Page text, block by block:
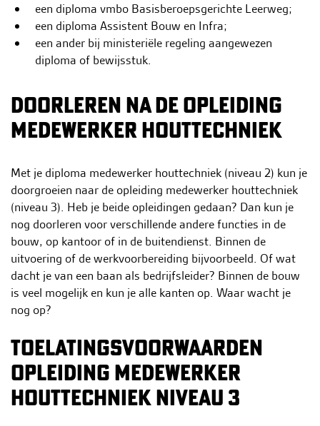
een diploma vmbo Basisberoepsgerichte Leerweg;
een diploma Assistent Bouw en Infra;
een ander bij ministeriële regeling aangewezen
diploma of bewijsstuk.
DOORLEREN NA DE OPLEIDING
MEDEWERKER HOUTTECHNIEK
Met je diploma medewerker houttechniek (niveau 2) kun je
doorgroeien naar de opleiding medewerker houttechniek
(niveau 3). Heb je beide opleidingen gedaan? Dan kun je
nog doorleren voor verschillende andere functies in de
bouw, op kantoor of in de buitendienst. Binnen de
uitvoering of de werkvoorbereiding bijvoorbeeld. Of wat
dacht je van een baan als bedrijfsleider? Binnen de bouw
is veel mogelijk en kun je alle kanten op. Waar wacht je
nog op?
TOELATINGSVOORWAARDEN
OPLEIDING MEDEWERKER
HOUTTECHNIEK NIVEAU 3